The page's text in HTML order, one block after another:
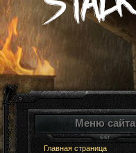
Меню сайта
Главная страница